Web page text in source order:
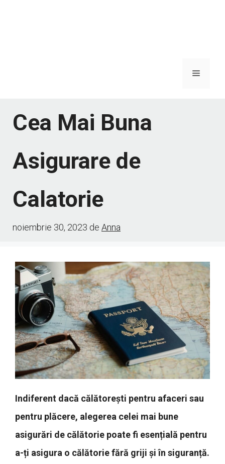
Meniu
Cea Mai Buna
Asigurare de
Calatorie
noiembrie 30, 2023 de Anna
Indiferent dacă călătorești pentru afaceri sau
pentru plăcere, alegerea celei mai bune
asigurări de călătorie poate fi esențială pentru
a-ți asigura o călătorie fără griji și în siguranță.